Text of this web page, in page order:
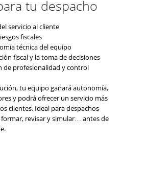
tu despacho
servicio al cliente
fiscales
técnica del equipo
fiscal y la toma de decisiones
de profesionalidad y control
tu equipo ganará autonomía,
y podrá ofrecer un servicio más
clientes. Ideal para despachos
revisar y simular… antes de